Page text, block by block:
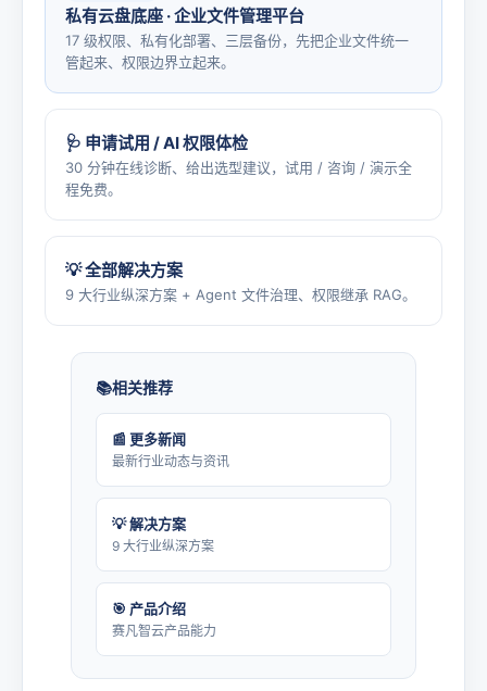
私有云盘底座 · 企业文件管理平台
17 级权限、私有化部署、三层备份，先把企业文件统一
管起来、权限边界立起来。
🩺 申请试用 / AI 权限体检
30 分钟在线诊断、给出选型建议，试用 / 咨询 / 演示全
程免费。
💡 全部解决方案
9 大行业纵深方案 + Agent 文件治理、权限继承 RAG。
相关推荐
📰 更多新闻
最新行业动态与资讯
💡 解决方案
9 大行业纵深方案
🎯 产品介绍
赛凡智云产品能力